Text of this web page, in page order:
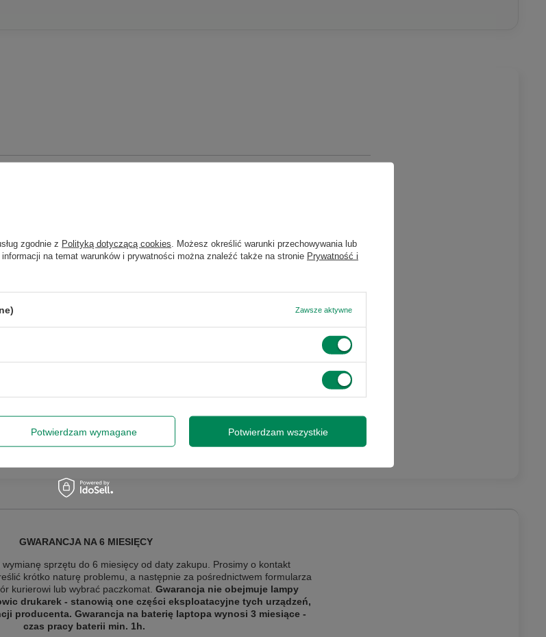
Skontaktuj się z nami
zastępcze
GWARANCJA NA 6 MIESIĘCY
sprzętu do 6 miesięcy od daty zakupu. Prosimy o kontakt
krótko naturę problemu, a następnie za pośrednictwem formularza
kurierowi lub wybrać paczkomat. Gwarancja nie obejmuje lampy
drukarek - stanowią one części eksploatacyjne tych urządzeń,
producenta. Gwarancja na baterię laptopa wynosi 3 miesiące -
czas pracy baterii min. 1h.
do newslettera Green
informacje o zniżkach i rabatach w
Twoją prywatność – żadnego spamu.
zgodnie z Polityką dotyczącą cookies . Możesz określić warunki przechowywania lub
na temat warunków i prywatności można znaleźć także na stronie Prywatność i
Zawsze aktywne
Potwierdzam wymagane Potwierdzam wszystkie